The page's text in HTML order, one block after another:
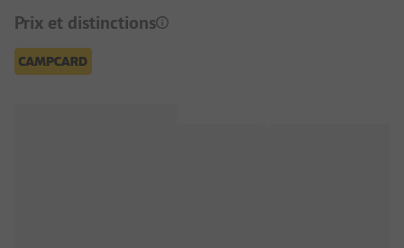
Prix et distinctions